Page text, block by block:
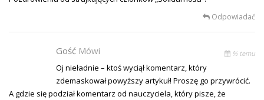
Odpowiadać
Gość Mówi % temu
Oj nieładnie – ktoś wyciął komentarz, który
zdemaskował powyższy artykuł! Proszę go przywrócić.
A gdzie się podział komentarz od nauczyciela, który pisze, że